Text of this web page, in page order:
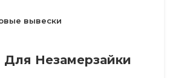
вывески
Для Незамерзайки